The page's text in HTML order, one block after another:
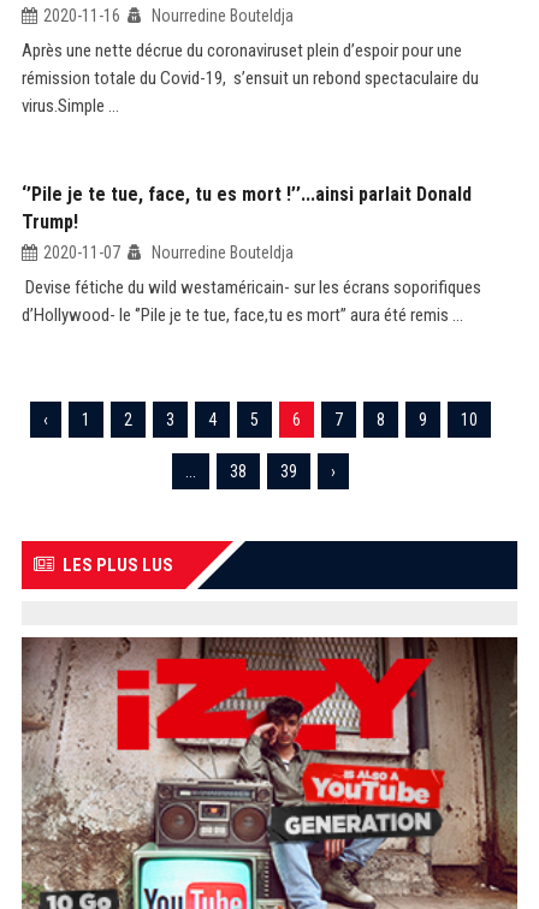
2020-11-16 Nourredine Bouteldja
Après une nette décrue du coronaviruset plein d’espoir pour une
rémission totale du Covid-19, s’ensuit un rebond spectaculaire du
virus.Simple ...
‘’Pile je te tue, face, tu es mort !’’...ainsi parlait Donald
Trump!
2020-11-07 Nourredine Bouteldja
Devise fétiche du wild westaméricain- sur les écrans soporifiques
d’Hollywood- le ‘’Pile je te tue, face,tu es mort’’ aura été remis ...
‹ 1 2 3 4 5 6 7 8 9 10
38 39 ›
LES PLUS LUS